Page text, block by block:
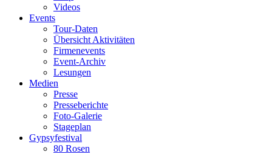
Videos
Events
Tour-Daten
Übersicht Aktivitäten
Firmenevents
Event-Archiv
Lesungen
Medien
Presse
Presseberichte
Foto-Galerie
Stageplan
Gypsyfestival
80 Rosen